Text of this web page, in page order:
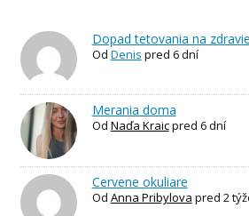
Dopad tetovania na
Od Denis pred 6 dní
Merania doma
Od Naďa Kraicpred 6 dní
Cervene okuliare
Od Anna Pribylova pred 2